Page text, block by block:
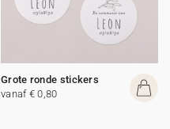
Grote ronde stickers
vanaf € 0,80